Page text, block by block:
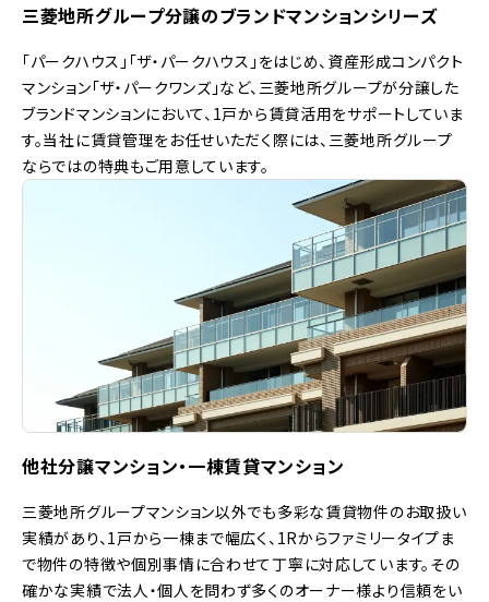
三菱地所グループ分譲のブランドマンションシリーズ
「パークハウス」「ザ・パークハウス」をはじめ、資産形成コンパクト
マンション「ザ・パークワンズ」など、三菱地所グループが分譲した
ブランドマンションにおいて、1戸から賃貸活用をサポートしていま
す。当社に賃貸管理をお任せいただく際には、三菱地所グループ
ならではの特典もご用意しています。
他社分譲マンション・一棟賃貸マンション
三菱地所グループマンション以外でも多彩な賃貸物件のお取扱い
実績があり、1戸から一棟まで幅広く、1Rからファミリータイプま
で物件の特徴や個別事情に合わせて丁寧に対応しています。その
確かな実績で法人・個人を問わず多くのオーナー様より信頼をい